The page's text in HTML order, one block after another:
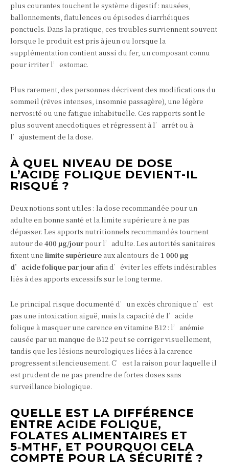
plus courantes touchent le système digestif : nausées,
ballonnements, flatulences ou épisodes diarrhéiques
ponctuels. Dans la pratique, ces troubles surviennent souvent
lorsque le produit est pris à jeun ou lorsque la
supplémentation contient aussi du fer, un composant connu
pour irriter l’estomac.
Plus rarement, des personnes décrivent des modifications du
sommeil (rêves intenses, insomnie passagère), une légère
nervosité ou une fatigue inhabituelle. Ces rapports sont le
plus souvent anecdotiques et régressent à l’arrêt ou à
l’ajustement de la dose.
À QUEL NIVEAU DE DOSE
L’ACIDE FOLIQUE DEVIENT-IL
RISQUÉ ?
Deux notions sont utiles : la dose recommandée pour un
adulte en bonne santé et la limite supérieure à ne pas
dépasser. Les apports nutritionnels recommandés tournent
autour de 400 µg/jourpour l’adulte. Les autorités sanitaires
fixent une limite supérieure aux alentours de 1 000 µg
d’acide folique par jour afin d’éviter les effets indésirables
liés à des apports excessifs sur le long terme.
Le principal risque documenté d’un excès chronique n’est
pas une intoxication aiguë, mais la capacité de l’acide
folique à masquer une carence en vitamine B12 : l’anémie
causée par un manque de B12 peut se corriger visuellement,
tandis que les lésions neurologiques liées à la carence
progressent silencieusement. C’est la raison pour laquelle il
est prudent de ne pas prendre de fortes doses sans
surveillance biologique.
QUELLE EST LA DIFFÉRENCE
ENTRE ACIDE FOLIQUE,
FOLATES ALIMENTAIRES ET
5‑MTHF, ET POURQUOI CELA
COMPTE POUR LA SÉCURITÉ ?